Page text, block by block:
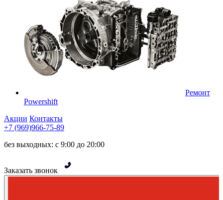
Ремонт
Powershift
Акции Контакты
+7 (969)966-75-89
без выходных: с 9:00 до 20:00
Заказать звонок